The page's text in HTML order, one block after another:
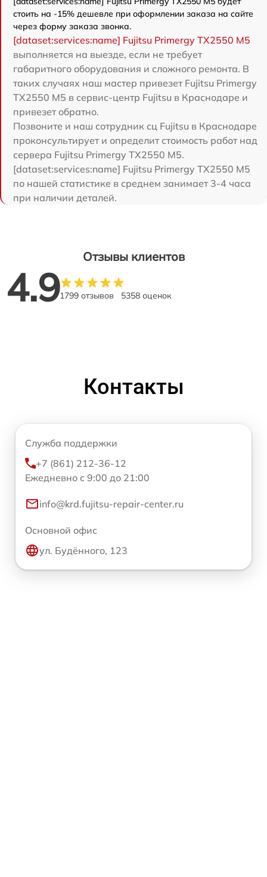
стоить на -15% дешевле при оформлении заказа на сайте
через форму заказа звонка.
[dataset:services:name] Fujitsu Primergy TX2550 M5
выполняется на выезде, если не требует
габаритного оборудования и сложного ремонта. В
таких случаях наш мастер привезет Fujitsu Primergy
TX2550 M5 в сервис-центр Fujitsu в Краснодаре и
привезет обратно.
Позвоните и наш сотрудник сц Fujitsu в Краснодаре
проконсультирует и определит стоимость работ над
сервера Fujitsu Primergy TX2550 M5.
[dataset:services:name] Fujitsu Primergy TX2550 M5
по нашей статистике в среднем занимает 3-4 часа
при наличии деталей.
Отзывы клиентов
4.91799 отзывов 5358 оценок
Контакты
Служба поддержки
+7 (861) 212-36-12
Ежедневно с 9:00 до 21:00
info@krd.fujitsu-repair-center.ru
Основной офис
ул. Будённого, 123